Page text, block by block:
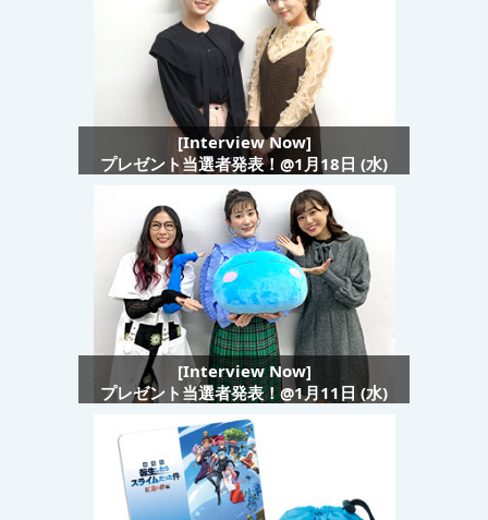
[Interview Now]
プレゼント当選者発表！@1月18日 (水)
[Interview Now]
プレゼント当選者発表！@1月11日 (水)